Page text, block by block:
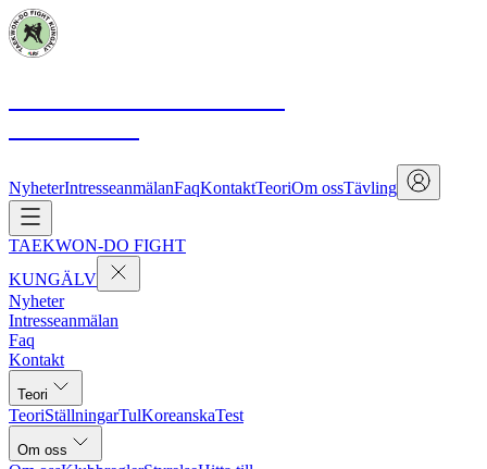
NyheterIntresseanmälanFaqKontaktTeoriOm ossTävling
TAEKWON-DO FIGHT
KUNGÄLV
Nyheter
Intresseanmälan
Faq
Kontakt
Teori
TeoriStällningarTulKoreanskaTest
Om oss